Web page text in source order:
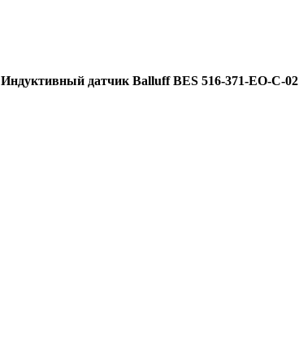
Индуктивный датчик Balluff BES 516-371-EO-C-02